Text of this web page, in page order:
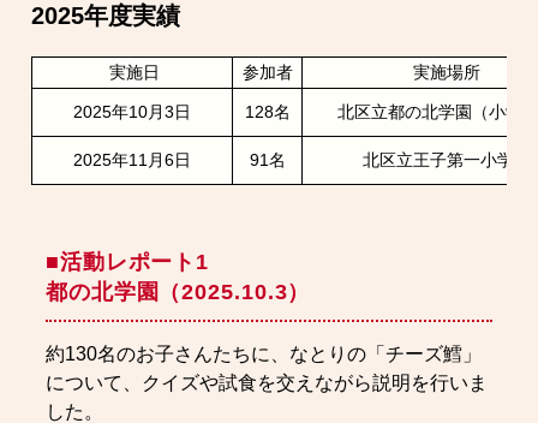
2025年度実績
実施日 参加者 実施場所
2025年10月3日 128名 北区立都の北学園（小学
2025年11月6日 91名 北区立王子第一小学校
■活動レポート1
都の北学園（2025.10.3）
約130名のお子さんたちに、なとりの「チーズ鱈」
について、クイズや試食を交えながら説明を行いま
した。